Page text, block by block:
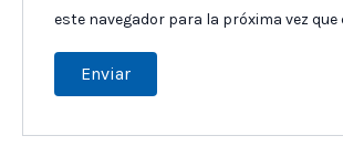
este navegador para la próxima vez que